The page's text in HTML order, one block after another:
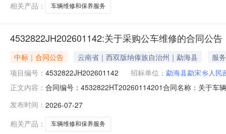
相关产品：
车辆维修和保养服务
4532822JH202601142:关于采购公车维修的合同公告
中标｜合同公告 云南省｜西双版纳傣族自治州｜勐海县
服
项目编号： 4532822JH202601142 招标单位： 勐海县勐宋乡人民
正文内容： 合同编号：4532822HT20260114201合同名称：关于车
构：进口产品审核前公示：采购公告（或单一来源审核
发布时间： 2026-07-27
相关产品：
车辆维修和保养服务